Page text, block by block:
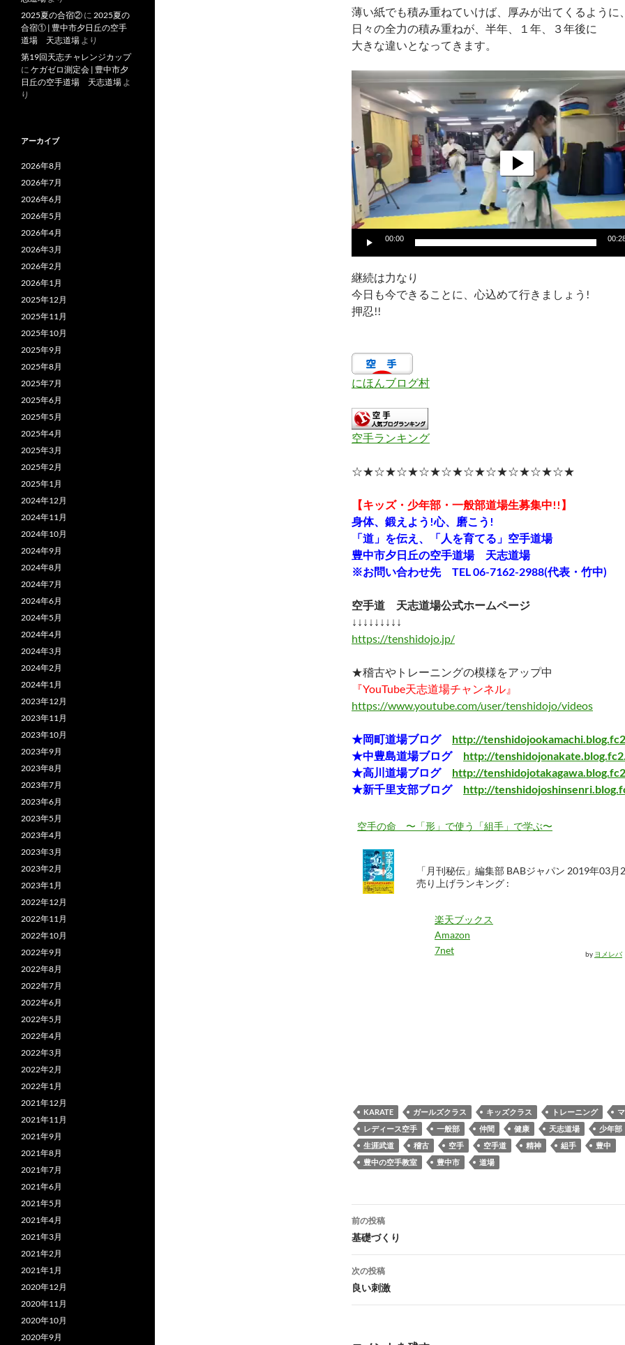
薄い紙でも積み重ねていけば、厚みが出てくるように
日々の全力の積み重ねが、半年、１年、３年後に
大きな違いとなってきます。
画
プ
ー
ヤ
ー
00:00
継続は力なり
今日も今できることに、心込めて行きましょう!
押忍!!
にほんブログ村
空手ランキング
☆★☆★☆★☆★☆★☆★☆★☆★☆★☆★
【キッズ・少年部・一般部道場生募集中!!】
身体、鍛えよう!心、磨こう!
「道」を伝え、「人を育てる」空手道場
豊中市夕日丘の空手道場 天志道場
※お問い合わせ先 TEL 06-7162-2988(代表・竹中)
空手道 天志道場公式ホームページ
↓↓↓↓↓↓↓↓↓
https://tenshidojo.jp/
★稽古やトレーニングの模様をアップ中
『YouTube天志道場チャンネル』
https://www.youtube.com/user/tenshidojo/videos
★岡町道場ブログ
http://
★中豊島道場ブログ
http://
★高川道場ブログ
http://
★新千里支部ブログ
http://
空手の命 〜「形」で使う「組手」で学ぶ〜
「月刊秘伝」編集部 BABジャパン 2019年03月
売り上げランキング :
楽天ブックス
Amazon
7net
by ヨメレバ
KARATE ガールズクラス キッズクラス トレーニング
レディース空手
一般部 仲間 健康 天志道場
少年部
生涯武道
稽古 空手 空手道 精神 組手
豊中
豊中の空手教室
豊中市 道場
投
稿
ナ
ビ
ゲ
前の投稿
基礎づくり
次の投稿
良い刺激
2025夏の合宿② に 2025夏の
合宿① | 豊中市夕日丘の空手
道場 天志道場 より
第19回天志チャレンジカップ
に ケガゼロ測定会 | 豊中市夕
日丘の空手道場 天志道場 よ
り
アーカイブ
2026年8月
2026年7月
2026年6月
2026年5月
2026年4月
2026年3月
2026年2月
2026年1月
2025年12月
2025年11月
2025年10月
2025年9月
2025年8月
2025年7月
2025年6月
2025年5月
2025年4月
2025年3月
2025年2月
2025年1月
2024年12月
2024年11月
2024年10月
2024年9月
2024年8月
2024年7月
2024年6月
2024年5月
2024年4月
2024年3月
2024年2月
2024年1月
2023年12月
2023年11月
2023年10月
2023年9月
2023年8月
2023年7月
2023年6月
2023年5月
2023年4月
2023年3月
2023年2月
2023年1月
2022年12月
2022年11月
2022年10月
2022年9月
2022年8月
2022年7月
2022年6月
2022年5月
2022年4月
2022年3月
2022年2月
2022年1月
2021年12月
2021年11月
2021年9月
2021年8月
2021年7月
2021年6月
2021年5月
2021年4月
2021年3月
2021年2月
2021年1月
2020年12月
2020年11月
2020年10月
2020年9月